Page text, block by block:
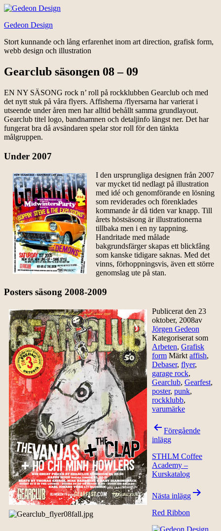
Hoppa
innehåll
Gedeon Design
Stort kunnande och lång erfarenhet inom art direction, grafisk form,
webb design och illustration
Gearclub säsongen 08 – 09
EN NY SÄSONG rock n’ roll på rockklubben Gearclub och med
det nytt stuk på våra flyers. Affisherna /flyersarna har varierat i
utseende under åren men har alltid behållt samma grundlayout.
Gearclub titel logo, bandnamnen och detaljinfo längst ner. Det har
fungerat bra då avsändaren spelar stor roll för den tänkta
målgruppen.
Under 2007
I den ursprungliga designen från 2007
var mycket tid nedlagt på illustration
med idé och genomförande en lösning
som reviderades och förenklades
kommande år då tiden var knapp. Till
årets höstsäsong är illustrationerna
tillbaka men i en ny tappning.
Handritade med målade
bakgrundsfärger skapas ett blickfång
som kanske tidigare saknas. Med det
vinns, förhoppningsvis, även ett större
genomslag ute på stan.
Posters säsong 2008-2009
Publicerat den 23
oktober, 2008av
Jörgen Gedeon
Kategoriserat som
Arbeten, Grafisk
form Märkt affish,
Debaser, flyer,
garage rock,
Gearclub, Gearfest,
poster, punk,
rockklubb,
varumärke
Inläggsnavigering
Föregående
inlägg
STHLM Coffee
Academy –
Kurskatalog
Nästa inlägg
Red Ribbon